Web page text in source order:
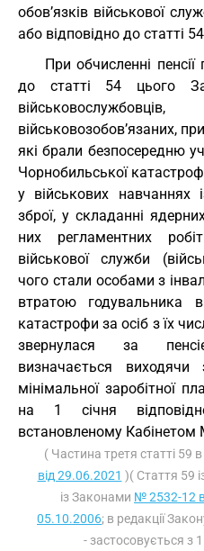
обов’язків військової
або відповідно до статті
При обчисленні пенсії
до статті 54 цього
військовозобов’язаних,
які брали безпосередню
Чорнобильської
у військових навчаннях
зброї, у складанні
них регламентних
військової служби
чого стали особами з
втратою годувальника
катастрофи за осіб з їх
звернулася за
визначається виходячи
мінімальної заробітної
на 1 січня
встановленому Кабінетом
( Частина третя статті 59
від 29.06.2021 )( Стаття 59
із Законами № 2532-12
05.10.2006; в редакції
- застосовується з